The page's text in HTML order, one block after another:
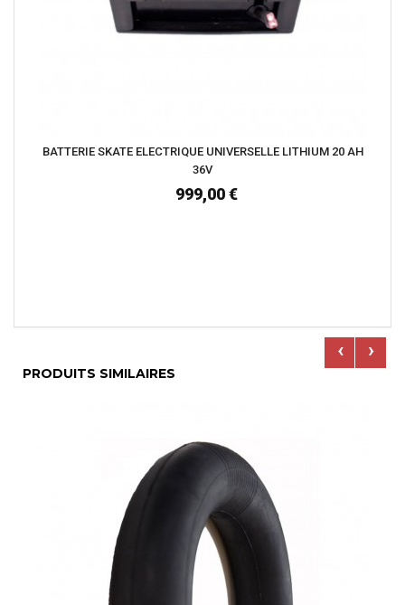
BATTERIE SKATE ELECTRIQUE UNIVERSELLE LITHIUM 20 AH
36V
999,00 €
PRODUITS SIMILAIRES
‹ ›